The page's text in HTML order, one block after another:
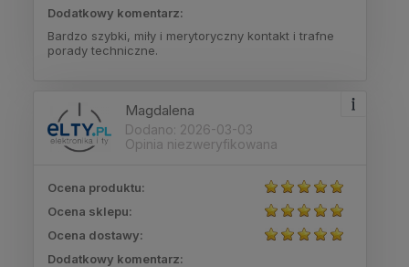
Dodatkowy komentarz:
Bardzo szybki, miły i merytoryczny kontakt i trafne
porady techniczne.
Magdalena
Dodano: 2026-03-03
Opinia niezweryfikowana
Ocena produktu:
Ocena sklepu:
Ocena dostawy:
Dodatkowy komentarz: